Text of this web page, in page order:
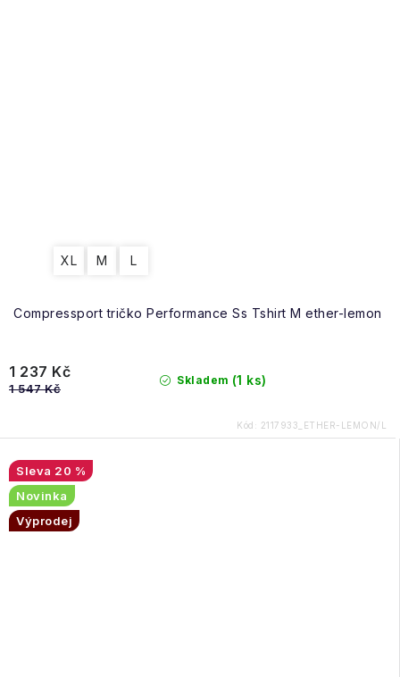
Compressport tričko Performance Ss Tshirt M ether-lemon
XL M L
Skladem (1 ks)
1 237 Kč
1 547 Kč
Kód: 2117933_ETHER-LEMON/L
20 %
Novinka
Výprodej